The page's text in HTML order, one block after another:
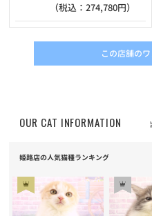
（税込：274,780円）
この店舗の
OUR CAT INFORMATION
姫路店の人気猫種ランキング